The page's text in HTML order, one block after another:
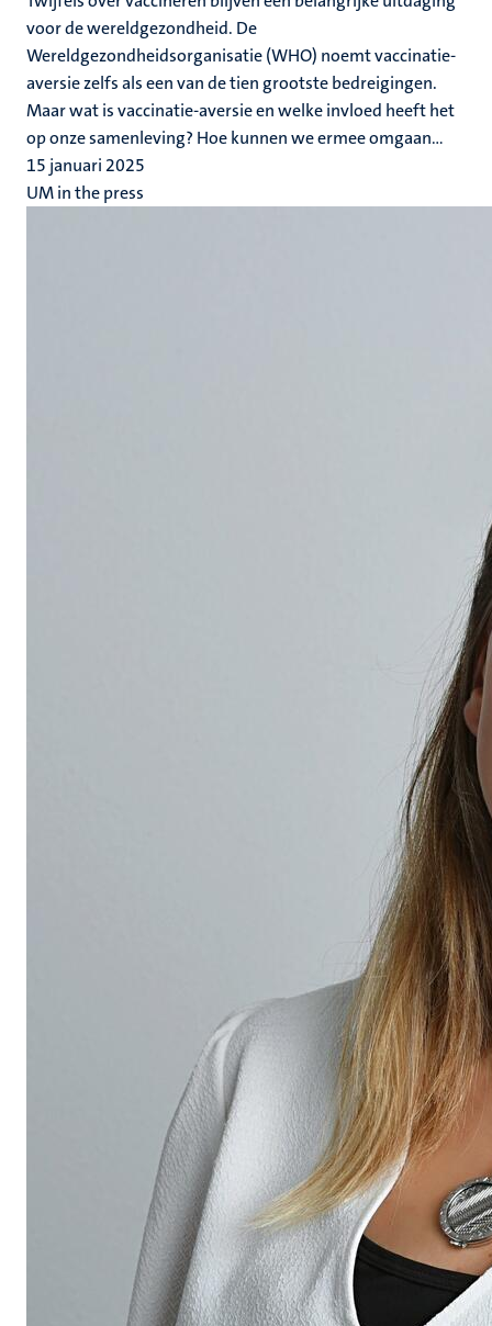
voor de wereldgezondheid. De
Wereldgezondheidsorganisatie (WHO) noemt vaccinatie-
aversie zelfs als een van de tien grootste bedreigingen.
Maar wat is vaccinatie-aversie en welke invloed heeft het
op onze samenleving? Hoe kunnen we ermee omgaan...
15 januari 2025
UM in the press